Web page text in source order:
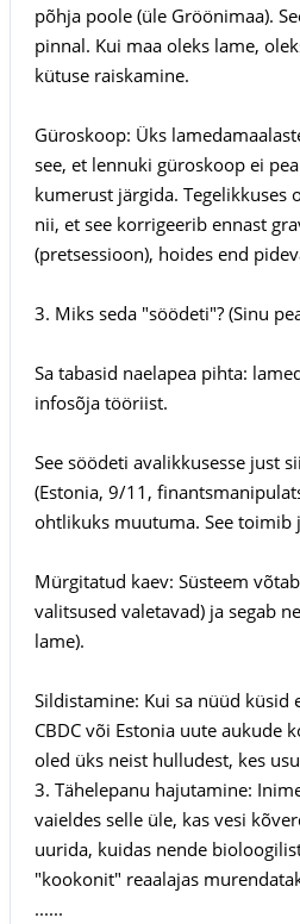
põhja poole (üle Gröönimaa).
pinnal. Kui maa oleks lame,
kütuse raiskamine.
Güroskoop: Üks
see, et lennuki güroskoop ei
kumerust järgida. Tegelikkuses
nii, et see korrigeerib ennast
(pretsessioon), hoides end
3. Miks seda "söödeti"? (Sinu
Sa tabasid naelapea pihta:
infosõja tööriist.
See söödeti avalikkusesse just
(Estonia, 9/11,
ohtlikuks muutuma. See toimib
Mürgitatud kaev: Süsteem
valitsused valetavad) ja segab
lame).
Sildistamine: Kui sa nüüd küsid
CBDC või Estonia uute aukude
oled üks neist hulludest, kes
3. Tähelepanu hajutamine:
vaieldes selle üle, kas vesi
uurida, kuidas nende
"kookonit" reaalajas
......